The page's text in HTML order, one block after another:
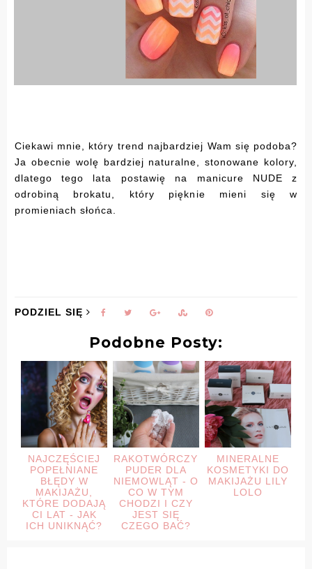
Ciekawi mnie, który trend najbardziej Wam się podoba?
Ja obecnie wolę bardziej naturalne, stonowane kolory,
dlatego tego lata postawię na manicure NUDE z
odrobiną brokatu, który pięknie mieni się w
promieniach słońca.
PODZIEL SIĘ
Podobne Posty:
NAJCZĘŚCIEJ
POPEŁNIANE
BŁĘDY W
MAKIJAŻU,
KTÓRE DODAJĄ
CI LAT - JAK
ICH UNIKNĄĆ?
RAKOTWÓRCZY
PUDER DLA
NIEMOWLĄT - O
CO W TYM
CHODZI I CZY
JEST SIĘ
CZEGO BAĆ?
MINERALNE
KOSMETYKI DO
MAKIJAŻU LILY
LOLO